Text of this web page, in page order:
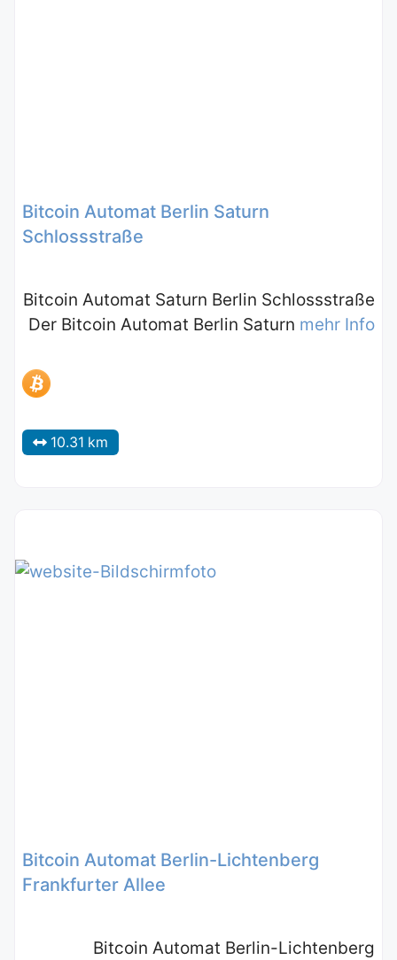
Bitcoin Automat Berlin Saturn
Schlossstraße
Bitcoin Automat Saturn Berlin Schlossstraße
Der Bitcoin Automat Berlin Saturn mehr Info
10.31 km
Bitcoin Automat Berlin-Lichtenberg
Frankfurter Allee
Bitcoin Automat Berlin-Lichtenberg